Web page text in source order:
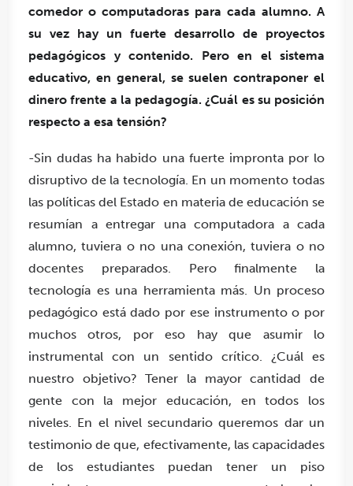
comedor o computadoras para cada alumno. A
su vez hay un fuerte desarrollo de proyectos
pedagógicos y contenido. Pero en el sistema
educativo, en general, se suelen contraponer el
dinero frente a la pedagogía. ¿Cuál es su posición
respecto a esa tensión?
-Sin dudas ha habido una fuerte impronta por lo
disruptivo de la tecnología. En un momento todas
las políticas del Estado en materia de educación se
resumían a entregar una computadora a cada
alumno, tuviera o no una conexión, tuviera o no
docentes preparados. Pero finalmente la
tecnología es una herramienta más. Un proceso
pedagógico está dado por ese instrumento o por
muchos otros, por eso hay que asumir lo
instrumental con un sentido crítico. ¿Cuál es
nuestro objetivo? Tener la mayor cantidad de
gente con la mejor educación, en todos los
niveles. En el nivel secundario queremos dar un
testimonio de que, efectivamente, las capacidades
de los estudiantes puedan tener un piso